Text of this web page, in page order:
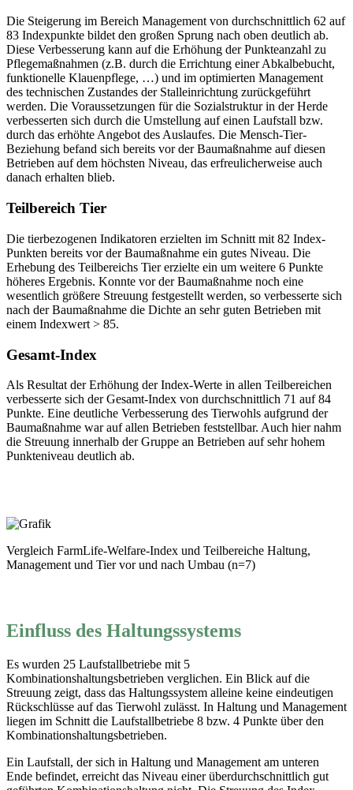
Die Steigerung im Bereich Management von durchschnittlich 62 auf
83 Indexpunkte bildet den großen Sprung nach oben deutlich ab.
Diese Verbesserung kann auf die Erhöhung der Punkteanzahl zu
Pflegemaßnahmen (z.B. durch die Errichtung einer Abkalbebucht,
funktionelle Klauenpflege, …) und im optimierten Management
des technischen Zustandes der Stalleinrichtung zurückgeführt
werden. Die Voraussetzungen für die Sozialstruktur in der Herde
verbesserten sich durch die Umstellung auf einen Laufstall bzw.
durch das erhöhte Angebot des Auslaufes. Die Mensch-Tier-
Beziehung befand sich bereits vor der Baumaßnahme auf diesen
Betrieben auf dem höchsten Niveau, das erfreulicherweise auch
danach erhalten blieb.
Teilbereich Tier
Die tierbezogenen Indikatoren erzielten im Schnitt mit 82 Index-
Punkten bereits vor der Baumaßnahme ein gutes Niveau. Die
Erhebung des Teilbereichs Tier erzielte ein um weitere 6 Punkte
höheres Ergebnis. Konnte vor der Baumaßnahme noch eine
wesentlich größere Streuung festgestellt werden, so verbesserte sich
nach der Baumaßnahme die Dichte an sehr guten Betrieben mit
einem Indexwert > 85.
Gesamt-Index
Als Resultat der Erhöhung der Index-Werte in allen Teilbereichen
verbesserte sich der Gesamt-Index von durchschnittlich 71 auf 84
Punkte. Eine deutliche Verbesserung des Tierwohls aufgrund der
Baumaßnahme war auf allen Betrieben feststellbar. Auch hier nahm
die Streuung innerhalb der Gruppe an Betrieben auf sehr hohem
Punkteniveau deutlich ab.
Vergleich FarmLife-Welfare-Index und Teilbereiche Haltung,
Management und Tier vor und nach Umbau (n=7)
Einfluss des Haltungssystems
Es wurden 25 Laufstallbetriebe mit 5
Kombinationshaltungsbetrieben verglichen. Ein Blick auf die
Streuung zeigt, dass das Haltungssystem alleine keine eindeutigen
Rückschlüsse auf das Tierwohl zulässt. In Haltung und Management
liegen im Schnitt die Laufstallbetriebe 8 bzw. 4 Punkte über den
Kombinationshaltungsbetrieben.
Ein Laufstall, der sich in Haltung und Management am unteren
Ende befindet, erreicht das Niveau einer überdurchschnittlich gut